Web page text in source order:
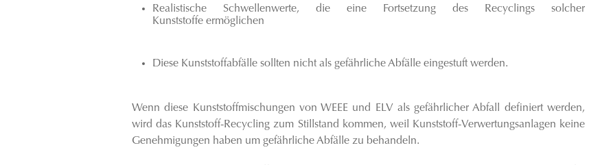
Realistische Schwellenwerte, die eine Fortsetzung des Recyclings solcher
Kunststoffe ermöglichen
Diese Kunststoffabfälle sollten nicht als gefährliche Abfälle eingestuft werden.
Wenn diese Kunststoffmischungen von WEEE und ELV als gefährlicher Abfall definiert werden,
wird das Kunststoff-Recycling zum Stillstand kommen, weil Kunststoff-Verwertungsanlagen keine
Genehmigungen haben um gefährliche Abfälle zu behandeln.